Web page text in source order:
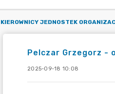
KIEROWNICY JEDNOSTEK
Pelczar Grzegorz -
2025-09-18 10:08